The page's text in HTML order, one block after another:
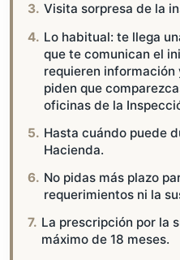
Visita sorpresa de la
Lo habitual: te llega
que te comunican el
requieren
piden que
oficinas de la
Hasta cuándo puede
Hacienda.
No pidas más plazo
requerimientos ni la
La prescripción por la
máximo de 18 meses.